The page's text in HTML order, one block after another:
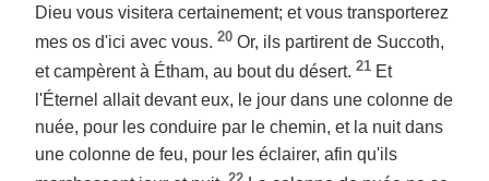
Dieu vous visitera certainement; et vous transporterez
mes os d'ici avec vous. 20 Or, ils partirent de Succoth,
et campèrent à Étham, au bout du désert. 21 Et
l'Éternel allait devant eux, le jour dans une colonne de
nuée, pour les conduire par le chemin, et la nuit dans
une colonne de feu, pour les éclairer, afin qu'ils